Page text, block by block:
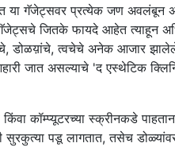
या गॅजेट्सवर प्रत्येक जण अवलंबून
जितके फायदे आहेत त्याहून
डोळय़ांचे, त्वचेचे अनेक आजार झालेले
जात असल्याचे 'द एस्थेटिक
किंवा कॉम्प्यूटरच्या स्क्रीनकडे
सुरकुत्या पडू लागतात, तसेच